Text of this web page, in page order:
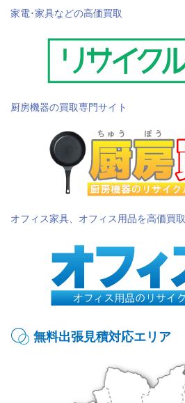
家電･家具などの高価買取
厨房機器の買取専門サイト
オフィス家具、オフィス用品を高価買取
無料出張見積対応エリア